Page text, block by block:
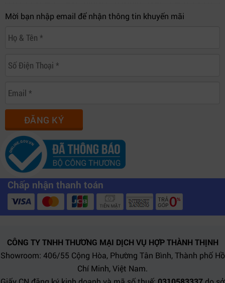
Mời bạn nhập email để nhận thông tin khuyến mãi
ĐĂNG KÝ
Chấp nhận thanh toán
CÔNG TY TNHH THƯƠNG MẠI DỊCH VỤ HỢP THÀNH THỊNH
Showroom: 406/55 Cộng Hòa, Phường Tân Bình, Thành phố Hồ
Chí Minh, Việt Nam.